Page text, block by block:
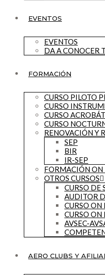
EVENTOS
EVENTOS
DA A CONOCER
FORMACIÓN
CURSO PILOTO
CURSO
CURSO
CURSO
RENOVACIÓN Y
SEP
BIR
IR-SEP
FORMACIÓN ON
OTROS CURSOS
CURSO DE
AUDITOR
CURSO ON
CURSO ON
AVSEC-
AERO CLUBS Y